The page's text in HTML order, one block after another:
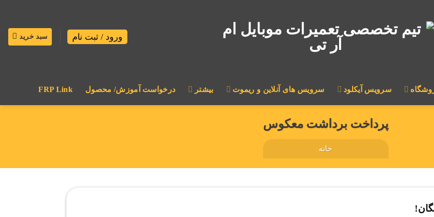
ورود / ثبت نام سبد خرید
سرویس آیکلود سرویس های آنلاین و ریموت بیشتر درخواست آموزش/ محصول FRP Link
پرداخت برداشت معکوس
خانه